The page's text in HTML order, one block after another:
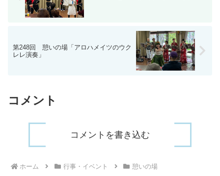
第248回 憩いの場「アロハメイツのウク
レレ演奏」
コメント
コメントを書き込む
ホーム 行事・イベント 憩いの場